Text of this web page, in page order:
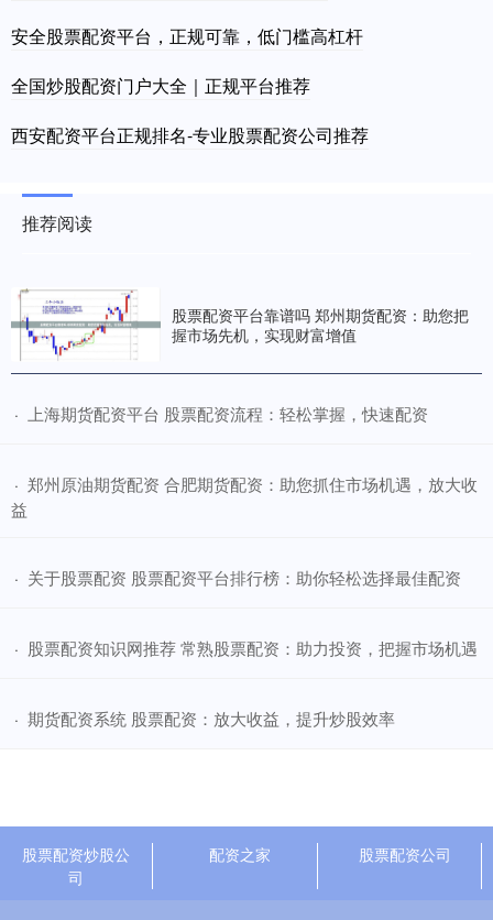
安全股票配资平台，正规可靠，低门槛高杠杆
全国炒股配资门户大全｜正规平台推荐
西安配资平台正规排名-专业股票配资公司推荐
推荐阅读
股票配资平台靠谱吗 郑州期货配资：助您把
握市场先机，实现财富增值
· ​上海期货配资平台 股票配资流程：轻松掌握，快速配资
· ​郑州原油期货配资 合肥期货配资：助您抓住市场机遇，放大收
益
· ​关于股票配资 股票配资平台排行榜：助你轻松选择最佳配资
· ​股票配资知识网推荐 常熟股票配资：助力投资，把握市场机遇
· ​期货配资系统 股票配资：放大收益，提升炒股效率
股票配资炒股公
司
配资之家 股票配资公司